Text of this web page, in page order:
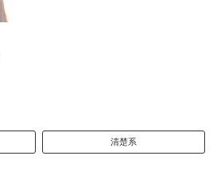
清楚系